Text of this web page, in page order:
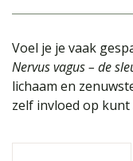
Voel je je vaak
Nervus vagus – de
lichaam en
zelf invloed op